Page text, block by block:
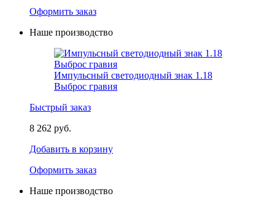
Оформить заказ
Наше производство
Импульсный светодиодный знак 1.18
Выброс гравия
Быстрый заказ
8 262 руб.
Добавить в корзину
Оформить заказ
Наше производство